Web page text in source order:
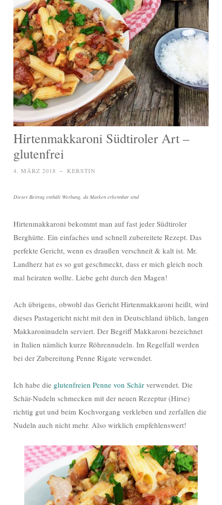
Hirtenmakkaroni Südtiroler Art –
glutenfrei
4. MÄRZ 2018 ~ KERSTIN
Dieser Beitrag enthält Werbung, da Marken erkennbar sind
Hirtenmakkaroni bekommt man auf fast jeder Südtiroler
Berghütte. Ein einfaches und schnell zubereitete Rezept. Das
perfekte Gericht, wenn es draußen verschneit & kalt ist. Mr.
Landherz hat es so gut geschmeckt, dass er mich gleich noch
mal heiraten wollte. Liebe geht durch den Magen!
Ach übrigens, obwohl das Gericht Hirtenmakkaroni heißt, wird
dieses Pastagericht nicht mit den in Deutschland üblich, langen
Makkaroninudeln serviert. Der Begriff Makkaroni bezeichnet
in Italien nämlich kurze Röhrennudeln. Im Regelfall werden
bei der Zubereitung Penne Rigate verwendet.
Ich habe die glutenfreien Penne von Schär verwendet. Die
Schär-Nudeln schmecken mit der neuen Rezeptur (Hirse)
richtig gut und beim Kochvorgang verkleben und zerfallen die
Nudeln auch nicht mehr. Also wirklich empfehlenswert!